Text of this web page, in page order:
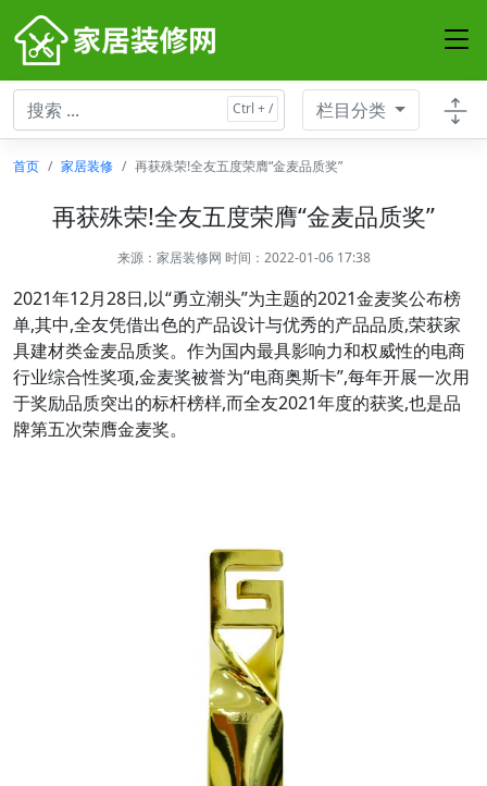
栏目分类
首页 家居装修 再获殊荣!全友五度荣膺“金麦品质奖”
再获殊荣!全友五度荣膺“金麦品质奖”
来源： 家居装修网 时间：2022-01-06 17:38
2021年12月28日,以“勇立潮头”为主题的2021金麦奖公布榜
单,其中,全友凭借出色的产品设计与优秀的产品品质,荣获家
具建材类金麦品质奖。作为国内最具影响力和权威性的电商
行业综合性奖项,金麦奖被誉为“电商奥斯卡”,每年开展一次用
于奖励品质突出的标杆榜样,而全友2021年度的获奖,也是品
牌第五次荣膺金麦奖。